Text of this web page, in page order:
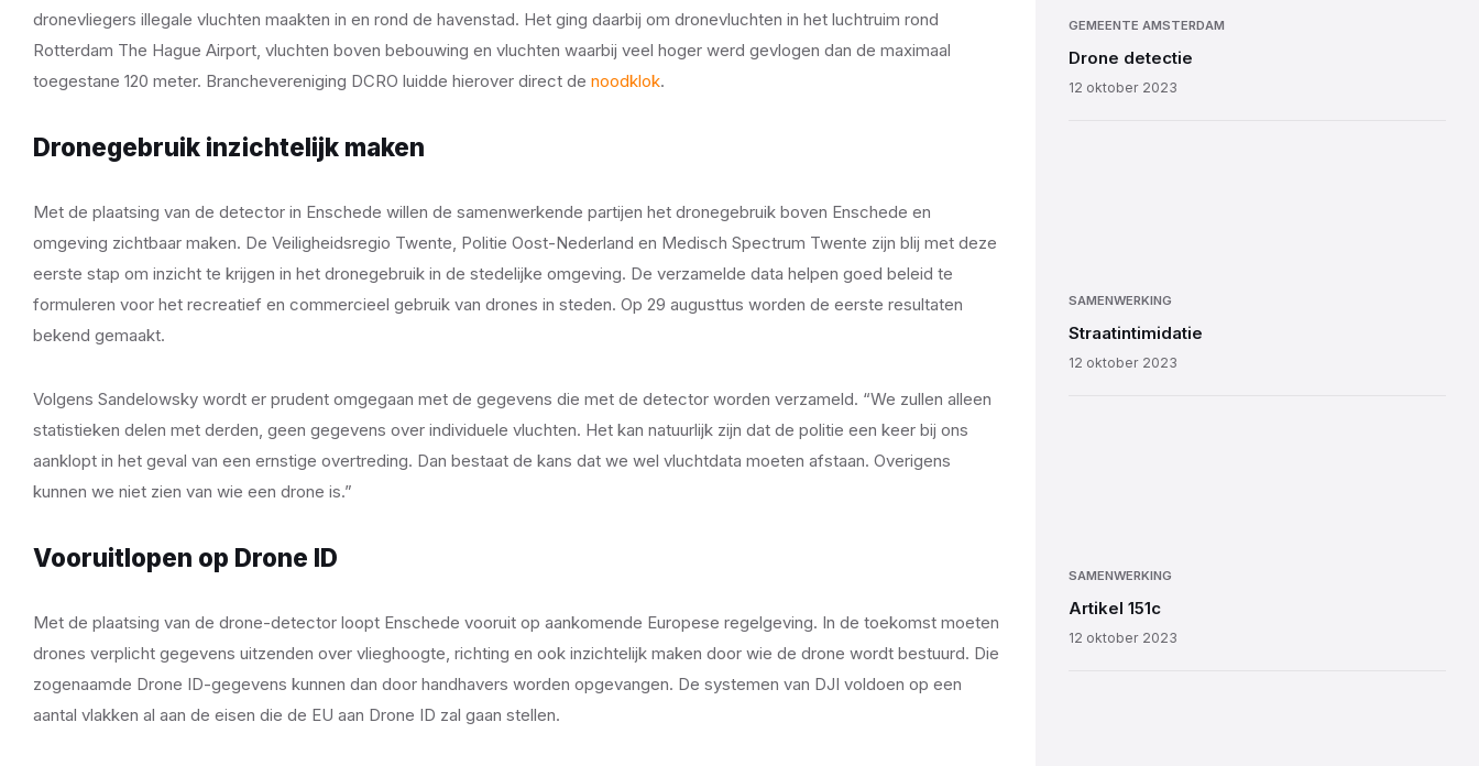
dronevliegers illegale vluchten maakten in en rond de havenstad. Het ging daarbij om dronevluchten in het luchtruim rond
Rotterdam The Hague Airport, vluchten boven bebouwing en vluchten waarbij veel hoger werd gevlogen dan de maximaal
toegestane 120 meter. Branchevereniging DCRO luidde hierover direct de noodklok.
Dronegebruik inzichtelijk maken
Met de plaatsing van de detector in Enschede willen de samenwerkende partijen het dronegebruik boven Enschede en
omgeving zichtbaar maken. De Veiligheidsregio Twente, Politie Oost-Nederland en Medisch Spectrum Twente zijn blij met deze
eerste stap om inzicht te krijgen in het dronegebruik in de stedelijke omgeving. De verzamelde data helpen goed beleid te
formuleren voor het recreatief en commercieel gebruik van drones in steden. Op 29 augusttus worden de eerste resultaten
bekend gemaakt.
Volgens Sandelowsky wordt er prudent omgegaan met de gegevens die met de detector worden verzameld. “We zullen alleen
statistieken delen met derden, geen gegevens over individuele vluchten. Het kan natuurlijk zijn dat de politie een keer bij ons
aanklopt in het geval van een ernstige overtreding. Dan bestaat de kans dat we wel vluchtdata moeten afstaan. Overigens
kunnen we niet zien van wie een drone is.”
Vooruitlopen op Drone ID
Met de plaatsing van de drone-detector loopt Enschede vooruit op aankomende Europese regelgeving. In de toekomst moeten
drones verplicht gegevens uitzenden over vlieghoogte, richting en ook inzichtelijk maken door wie de drone wordt bestuurd. Die
zogenaamde Drone ID-gegevens kunnen dan door handhavers worden opgevangen. De systemen van DJI voldoen op een
aantal vlakken al aan de eisen die de EU aan Drone ID zal gaan stellen.
GEMEENTE AMSTERDAM
Drone detectie
12 oktober 2023
SAMENWERKING
Straatintimidatie
12 oktober 2023
SAMENWERKING
Artikel 151c
12 oktober 2023